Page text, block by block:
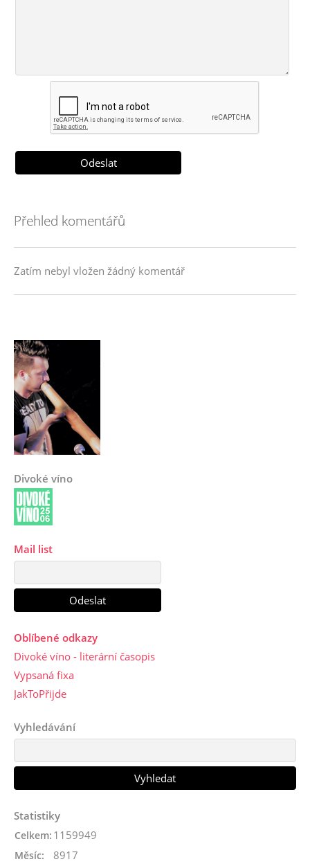
Přehled komentářů
Zatím nebyl vložen žádný komentář
Divoké víno
Mail list
Oblíbené odkazy
Divoké víno - literární časopis
Vypsaná fixa
JakToPřijde
Vyhledávání
Statistiky
Celkem: 1159949
Měsíc: 8917